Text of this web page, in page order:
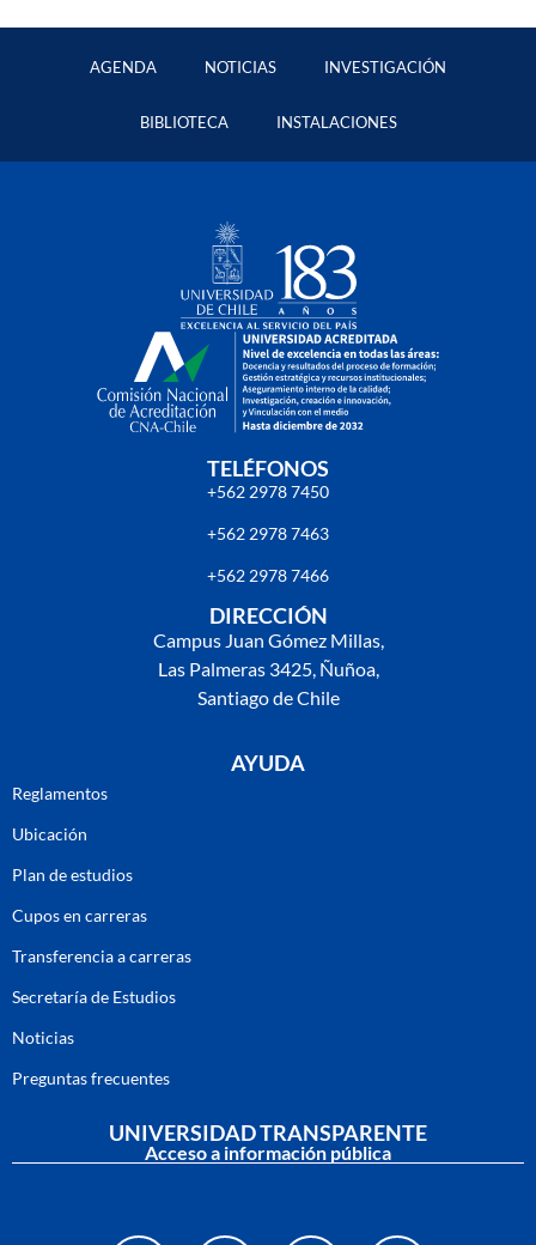
AGENDA NOTICIAS INVESTIGACIÓN
BIBLIOTECA INSTALACIONES
TELÉFONOS
+562 2978 7450
+562 2978 7463
+562 2978 7466
DIRECCIÓN
Campus Juan Gómez Millas,
Las Palmeras 3425, Ñuñoa,
Santiago de Chile
AYUDA
Reglamentos
Ubicación
Plan de estudios
Cupos en carreras
Transferencia a carreras
Secretaría de Estudios
Noticias
Preguntas frecuentes
UNIVERSIDAD TRANSPARENTE
Acceso a información pública